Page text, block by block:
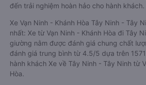
đến trải nghiệm hoàn hảo cho hành khách.
Xe Vạn Ninh - Khánh Hòa Tây Ninh - Tây
nhất: Xe từ Vạn Ninh - Khánh Hòa đi Tây
giường nằm được đánh giá chung chất
đánh giá trung bình từ 4.5/5 dựa trên
hành khách Xe về Tây Ninh - Tây Ninh từ
Hòa.